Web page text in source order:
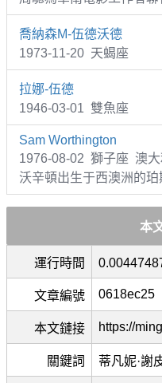
喬納森M-伍德沃德
1973-11-20 天蝎座
拉娜-伍德
1946-03-01 雙魚座
Sam Worthington
1976-08-02 獅子座 澳大
沃辛頓出生于西澳洲的珀
本
運行時間
文章編號 0618ec25
本文鏈接 https://
關鍵詞 蒂凡妮·謝